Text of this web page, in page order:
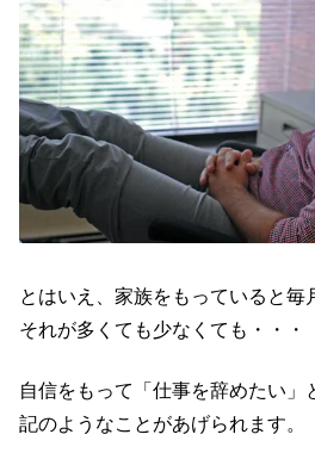
とはいえ、家族をもっていると毎
それが多くても少なくても・・・
自信をもって「仕事を辞めたい
記のようなことがあげられます。